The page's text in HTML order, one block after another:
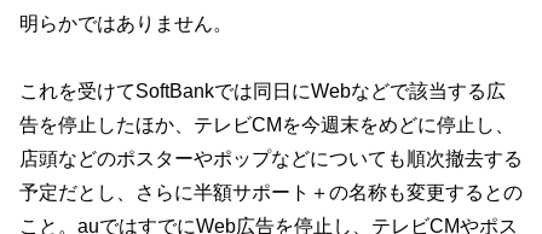
明らかではありません。
これを受けてSoftBankでは同日にWebなどで該当する広
告を停止したほか、テレビCMを今週末をめどに停止し、
店頭などのポスターやポップなどについても順次撤去する
予定だとし、さらに半額サポート＋の名称も変更するとの
こと。auではすでにWeb広告を停止し、テレビCMやポス